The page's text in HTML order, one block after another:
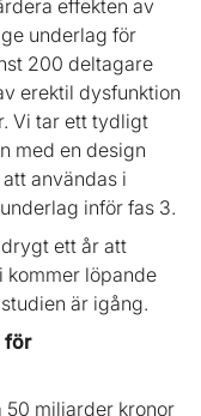
effekten av
underlag för
200 deltagare
erektil dysfunktion
Vi tar ett tydligt
med en design
användas i
inför fas 3.
ett år att
kommer löpande
är igång.
för
50 miljarder kronor